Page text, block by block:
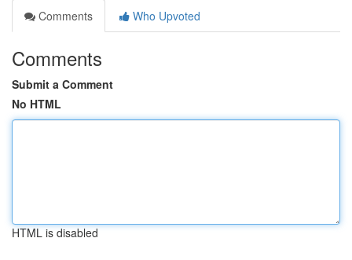
Comments
Who Upvoted
Comments
Submit a Comment
No HTML
HTML is disabled